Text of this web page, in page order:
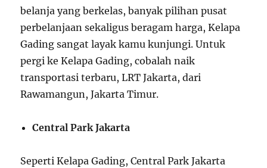
belanja yang berkelas, banyak pilihan pusat
perbelanjaan sekaligus beragam harga, Kelapa
Gading sangat layak kamu kunjungi. Untuk
pergi ke Kelapa Gading, cobalah naik
transportasi terbaru, LRT Jakarta, dari
Rawamangun, Jakarta Timur.
Central Park Jakarta
Seperti Kelapa Gading, Central Park Jakarta